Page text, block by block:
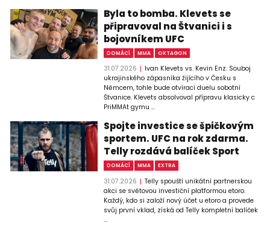
Byla to bomba. Klevets se
připravoval na Štvanici i s
bojovníkem UFC
DOMÁCÍ MMA OKTAGON
31.07.2026
Ivan Klevets vs. Kevin Enz. Souboj
ukrajinského zápasníka žijícího v Česku s
Němcem, tohle bude otvírací duelu sobotní
Štvanice. Klevets absolvoval přípravu klasicky c
PriMMAt gymu ...
Spojte investice se špičkovým
sportem. UFC na rok zdarma.
Telly rozdává balíček Sport
DOMÁCÍ MMA EXTRA
31.07.2026
Telly spouští unikátní partnerskou
akci se světovou investiční platformou etoro.
Každý, kdo si založí nový účet u etoro a provede
svůj první vklad, získá od Telly kompletní balíček
...